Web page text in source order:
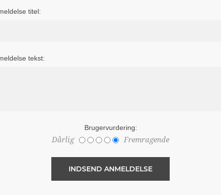
titel:
tekst:
Brugervurdering:
Dårlig Fremragende